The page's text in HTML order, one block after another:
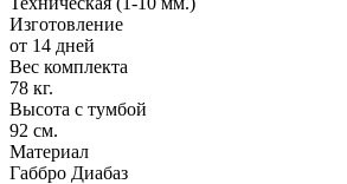
Изготовление
от 14 дней
Вес комплекта
78 кг.
Высота с тумбой
92 см.
Материал
Габбро Диабаз